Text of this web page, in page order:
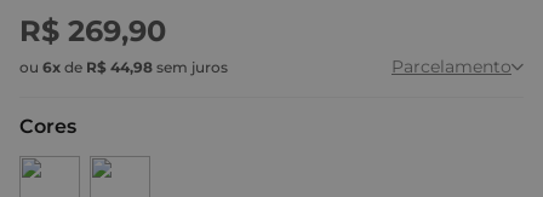
R$ 269,90
ou 6x de R$ 44,98 sem juros Parcelamento
Cores